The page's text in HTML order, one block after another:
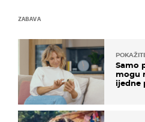
ZABAVA
Samo
mogu
ijedne